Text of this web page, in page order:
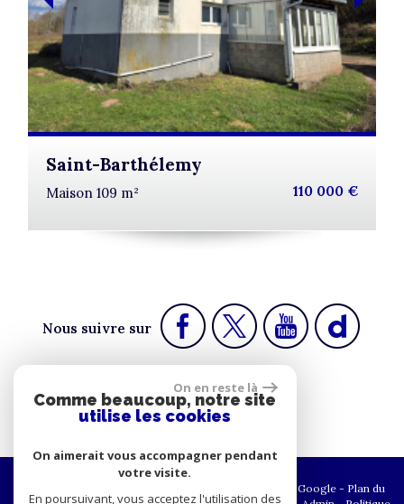
Saint-Barthélemy
Maison 109 m² 110 000 €
Nous suivre sur
Espace propriétaire
© 2026 | Tous droits réservés | Traduction powered by Google - Plan du
On en reste là
Comme beaucoup, notre site
utilise les cookies
On aimerait vous accompagner pendant
votre visite.
En poursuivant, vous acceptez l'utilisation des